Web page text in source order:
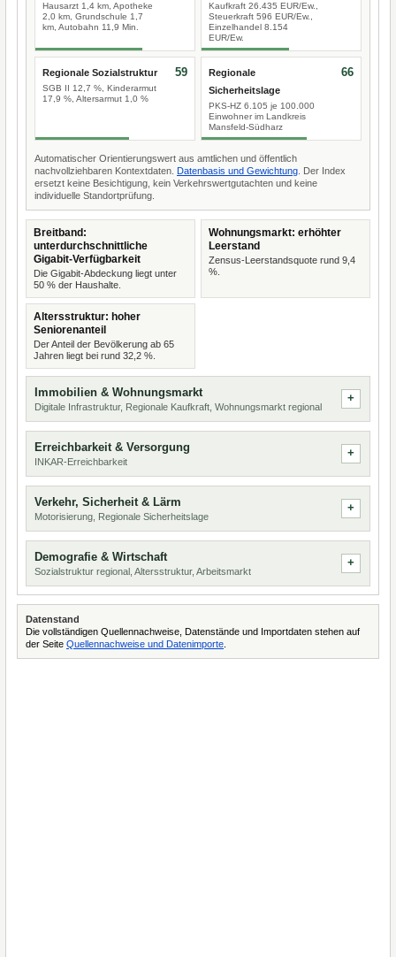
Hausarzt 1,4 km, Apotheke
2,0 km, Grundschule 1,7
km, Autobahn 11,9 Min.
Kaufkraft 26.435 EUR/Ew.,
Steuerkraft 596 EUR/Ew.,
Einzelhandel 8.154
EUR/Ew.
Regionale Sozialstruktur
SGB II 12,7 %, Kinderarmut
17,9 %, Altersarmut 1,0 %
59
Regionale
Sicherheitslage
PKS-HZ 6.105 je 100.000
Einwohner im Landkreis
Mansfeld-Südharz
66
Automatischer Orientierungswert aus amtlichen und öffentlich
nachvollziehbaren Kontextdaten. Datenbasis und Gewichtung . Der Index
ersetzt keine Besichtigung, kein Verkehrswertgutachten und keine
individuelle Standortprüfung.
Breitband:
unterdurchschnittliche
Gigabit-Verfügbarkeit
Die Gigabit-Abdeckung liegt unter
50 % der Haushalte.
Wohnungsmarkt: erhöhter
Leerstand
Zensus-Leerstandsquote rund 9,4
%.
Altersstruktur: hoher
Seniorenanteil
Der Anteil der Bevölkerung ab 65
Jahren liegt bei rund 32,2 %.
Immobilien & Wohnungsmarkt
Digitale Infrastruktur, Regionale Kaufkraft, Wohnungsmarkt regional
Erreichbarkeit & Versorgung
INKAR-Erreichbarkeit
Verkehr, Sicherheit & Lärm
Motorisierung, Regionale Sicherheitslage
Demografie & Wirtschaft
Sozialstruktur regional, Altersstruktur, Arbeitsmarkt
Datenstand
Die vollständigen Quellennachweise, Datenstände und Importdaten stehen auf
der Seite Quellennachweise und Datenimporte